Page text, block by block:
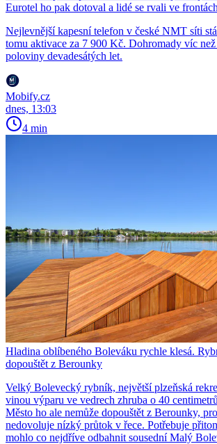
Eurotel ho pak dotoval a lidé se rvali ve frontách
Nejlevnější kapesní telefon v české NMT síti
tomu aktivace za 7 900 Kč. Dohromady víc než
poloviny devadesátých let.
Mobify.cz
dnes, 13:03
4 min
Hladina oblíbeného Boleváku rychle klesá.
dopouštět z Berounky
Velký Bolevecký rybník, největší plzeňská
vinou výparu ve vedrech zhruba o 40
Město ho ale nemůže dopouštět z Berounky,
nedovoluje nízký průtok v řece. Potřebuje
mohlo co nejdříve odbahnit sousední Malý